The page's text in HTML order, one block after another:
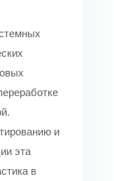
и
эта
в